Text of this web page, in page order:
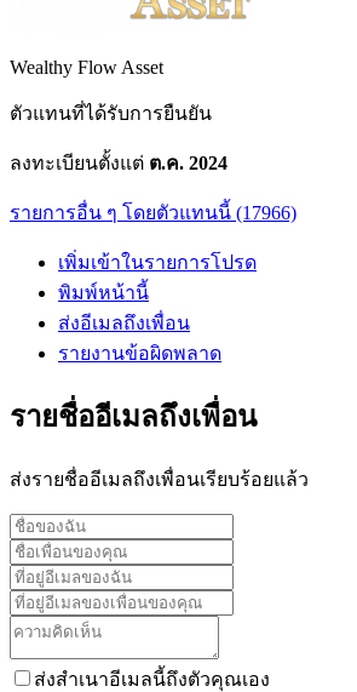
Wealthy Flow Asset
ตัวแทนที่ได้รับการยืนยัน
ลงทะเบียนตั้งแต่ ต.ค. 2024
รายการอื่น ๆ โดยตัวแทนนี้ (17966)
เพิ่มเข้าในรายการโปรด
พิมพ์หน้านี้
ส่งอีเมลถึงเพื่อน
รายงานข้อผิดพลาด
รายชื่ออีเมลถึงเพื่อน
ส่งรายชื่ออีเมลถึงเพื่อนเรียบร้อยแล้ว
ส่งสำเนาอีเมลนี้ถึงตัวคุณเอง